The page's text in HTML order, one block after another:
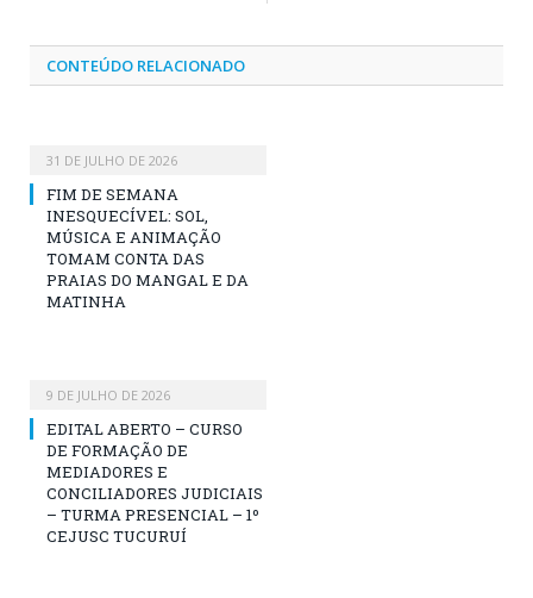
CONTEÚDO RELACIONADO
31 DE JULHO DE 2026
FIM DE SEMANA
INESQUECÍVEL: SOL,
MÚSICA E ANIMAÇÃO
TOMAM CONTA DAS
PRAIAS DO MANGAL E DA
MATINHA
9 DE JULHO DE 2026
EDITAL ABERTO – CURSO
DE FORMAÇÃO DE
MEDIADORES E
CONCILIADORES JUDICIAIS
– TURMA PRESENCIAL – 1º
CEJUSC TUCURUÍ